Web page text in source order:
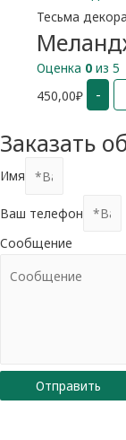
Тесьма
Оценка 0 из 5
450,00₽ -
Заказать
Имя
Ваш телефон
Сообщение
Отправить